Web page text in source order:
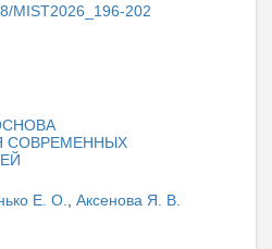
MIST2026_196-202
СОВРЕМЕННЫХ
Е. О.
Аксенова Я. В.